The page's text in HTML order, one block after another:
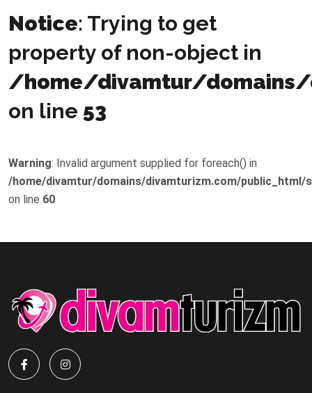
Notice: Trying to get
property of non-object in
/home/divamtur/domains/
on line 53
Warning: Invalid argument supplied for foreach() in
/home/divamtur/domains/divamturizm.com/public_html/
on line 60